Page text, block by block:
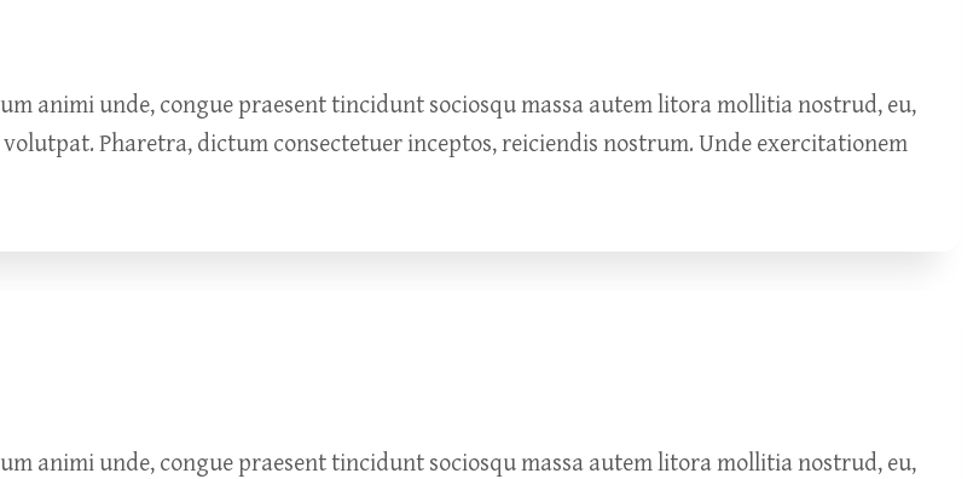
animi unde, congue praesent tincidunt sociosqu massa autem litora mollitia nostrud, eu,
Pharetra, dictum consectetuer inceptos, reiciendis nostrum. Unde exercitationem
animi unde, congue praesent tincidunt sociosqu massa autem litora mollitia nostrud, eu,